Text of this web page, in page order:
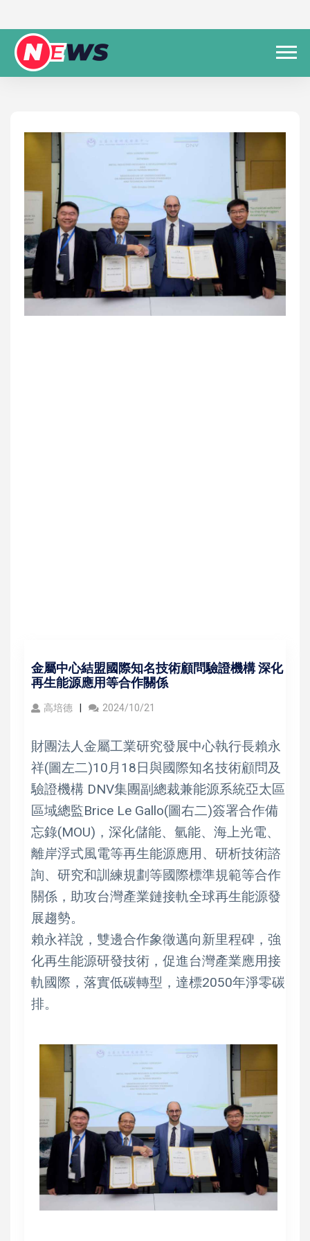
金屬中心結盟國際知名技術顧問驗證機構 深化
再生能源應用等合作關係
高培德 2024/10/21
財團法人金屬工業研究發展中心執行長賴永
祥(圖左二)10月18日與國際知名技術顧問及
驗證機構 DNV集團副總裁兼能源系統亞太區
區域總監Brice Le Gallo(圖右二)簽署合作備
忘錄(MOU)，深化儲能、氫能、海上光電、
離岸浮式風電等再生能源應用、研析技術諮
詢、研究和訓練規劃等國際標準規範等合作
關係，助攻台灣產業鏈接軌全球再生能源發
展趨勢。
賴永祥說，雙邊合作象徵邁向新里程碑，強
化再生能源研發技術，促進台灣產業應用接
軌國際，落實低碳轉型，達標2050年淨零碳
排。